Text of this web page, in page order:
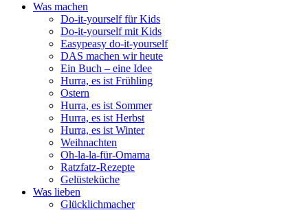
Was machen
Do-it-yourself für Kids
Do-it-yourself mit Kids
Easypeasy do-it-yourself
DAS machen wir heute
Ein Buch – eine Idee
Hurra, es ist Frühling
Ostern
Hurra, es ist Sommer
Hurra, es ist Herbst
Hurra, es ist Winter
Weihnachten
Oh-la-la-für-Omama
Ratzfatz-Rezepte
Gelüsteküche
Was lieben
Glücklichmacher